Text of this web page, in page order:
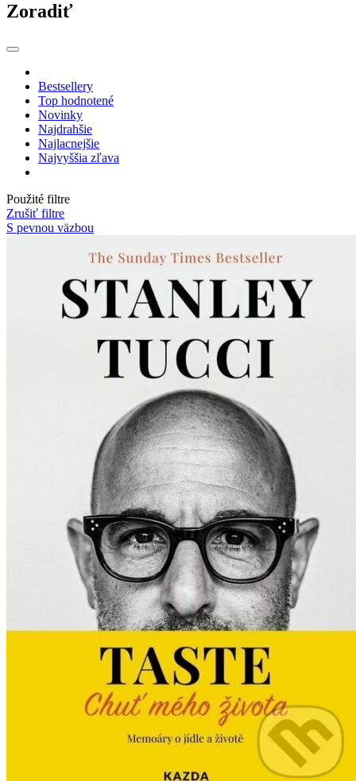
Zoradiť
Bestsellery
Top hodnotené
Novinky
Najdrahšie
Najlacnejšie
Najvyššia zľava
Použité filtre
Zrušiť filtre
S pevnou väzbou